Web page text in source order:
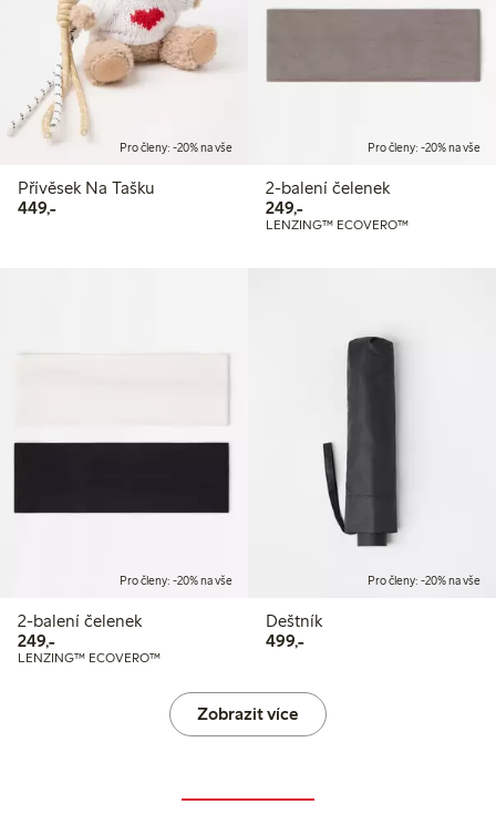
Pro členy: -20% na vše
Přívěsek Na Tašku
449,-449,00 Kč
Pro členy: -20% na vše
2-balení čelenek
249,-249,00 Kč
LENZING™ ECOVERO™
Pro členy: -20% na vše
2-balení čelenek
249,-249,00 Kč
LENZING™ ECOVERO™
Pro členy: -20% na vše
Deštník
499,-499,00 Kč
Zobrazit více